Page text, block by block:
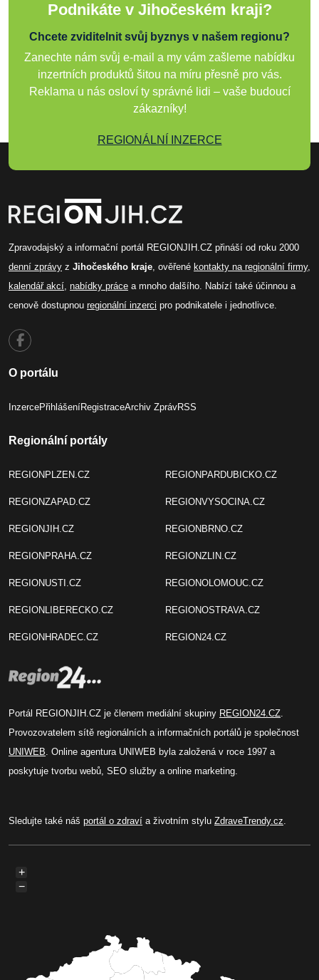
Podnikáte v Jihočeském kraji?
Chcete zviditelnit svůj byznys v našem regionu?
Zanechte nám svůj e-mail a my vám zašleme nabídku
inzertních produktů šitou na míru přesně pro vás.
Reklama u nás osloví ty správné lidi – vaše budoucí
zákazníky!
REGIONÁLNÍ INZERCE
Zpravodajský a informační portál REGIONJIH.CZ přináší od roku 2000
denní zprávy z Jihočeského kraje, ověřené kontakty na regionální firmy,
kalendář akcí, nabídky práce a mnoho dalšího. Nabízí také účinnou a
cenově dostupnou regionální inzerci pro podnikatele i jednotlivce.
O portálu
InzercePřihlášeníRegistraceArchiv ZprávRSS
Regionální portály
REGIONPLZEN.CZ
REGIONZAPAD.CZ
REGIONJIH.CZ
REGIONPRAHA.CZ
REGIONUSTI.CZ
REGIONLIBERECKO.CZ
REGIONHRADEC.CZ
REGIONPARDUBICKO.CZ
REGIONVYSOCINA.CZ
REGIONBRNO.CZ
REGIONZLIN.CZ
REGIONOLOMOUC.CZ
REGIONOSTRAVA.CZ
REGION24.CZ
Portál REGIONJIH.CZ je členem mediální skupiny REGION24.CZ.
Provozovatelem sítě regionálních a informačních portálů je společnost
UNIWEB. Online agentura UNIWEB byla založená v roce 1997 a
poskytuje tvorbu webů, SEO služby a online marketing.
Sledujte také náš portál o zdraví a životním stylu ZdraveTrendy.cz.
+
−